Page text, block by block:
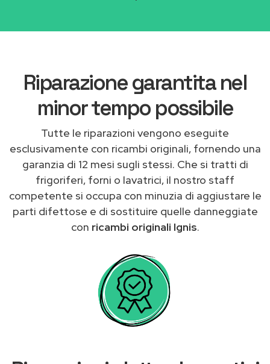
Riparazione garantita nel
minor tempo possibile
Tutte le riparazioni vengono eseguite
esclusivamente con ricambi originali, fornendo una
garanzia di 12 mesi sugli stessi. Che si tratti di
frigoriferi, forni o lavatrici, il nostro staff
competente si occupa con minuzia di aggiustare le
parti difettose e di sostituire quelle danneggiate
con ricambi originali Ignis.